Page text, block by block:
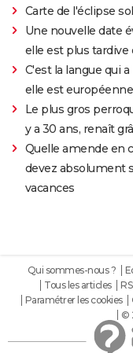
Carte de l'éclipse
Une nouvelle date
elle est plus tardive
C'est la langue qui
elle est européenne
Le plus gros
y a 30 ans, renaît
Quelle amende en
devez absolument
vacances
Qui sommes-nous ?
Tous les articles
Paramétrer les cookies
©